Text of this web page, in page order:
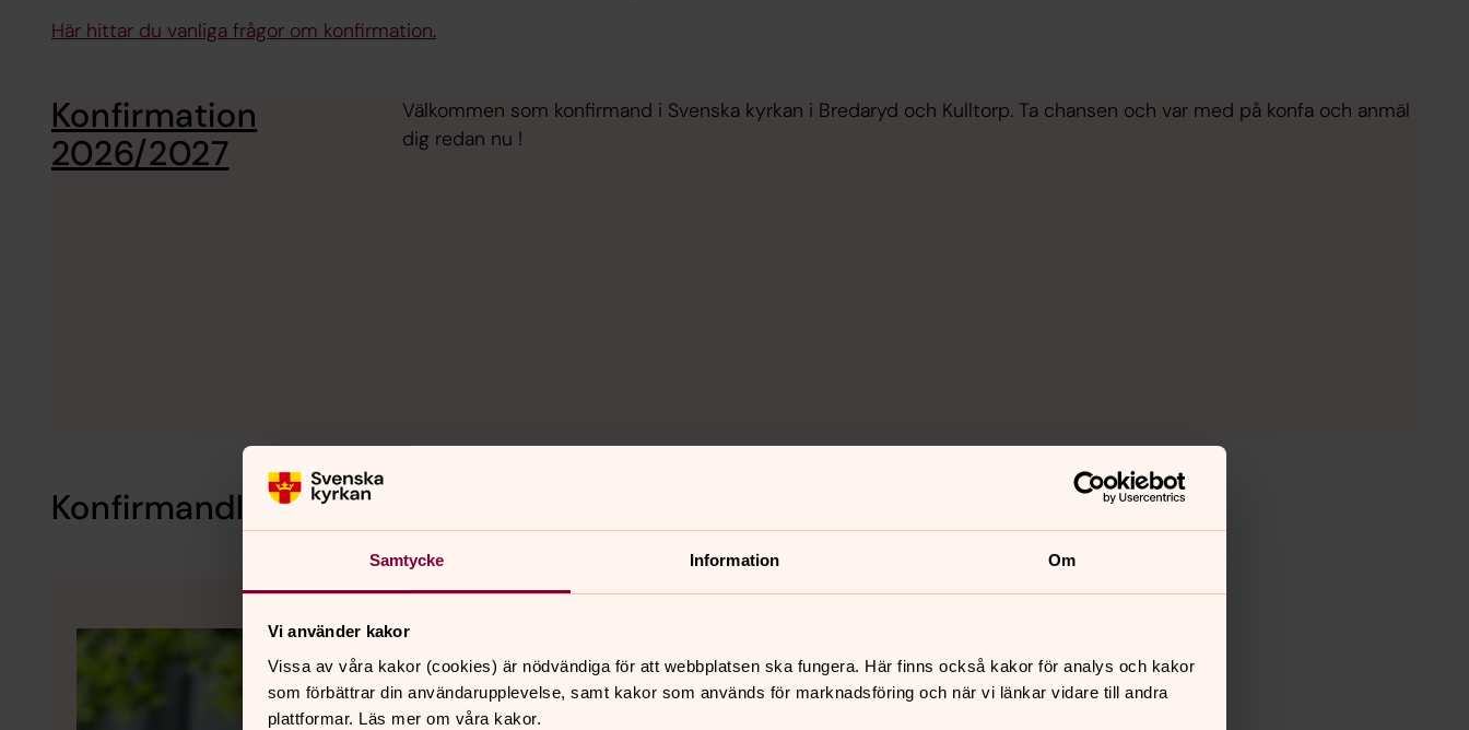
Samtycke Information Om
Vi använder kakor
Vissa av våra kakor (cookies) är nödvändiga för att webbplatsen ska fungera. Här finns också kakor för analys och kakor
som förbättrar din användarupplevelse, samt kakor som används för marknadsföring och när vi länkar vidare till andra
plattformar. Läs mer om våra kakor.
Här hittar du vanliga frågor om konfirmation.
Konfirmation
2026/2027
Välkommen som konfirmand i Svenska kyrkan i Bredaryd och Kulltorp. Ta chansen och var med på konfa och anmäl
dig redan nu !
Konfirmandledare